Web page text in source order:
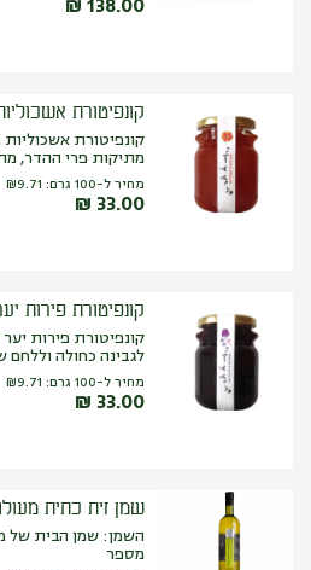
₪ 138.00
קונפיטורת
קונפיטורת
מתיקות פרי ההדר,
מחיר ל-100 גרם: ₪9.71
₪ 33.00
קונפיטורת פירות
קונפיטורת פירות
לגבינה כחולה וללחם
מחיר ל-100 גרם: ₪9.71
₪ 33.00
שמן זית כתית
השמן: שמן הבית של
מספר